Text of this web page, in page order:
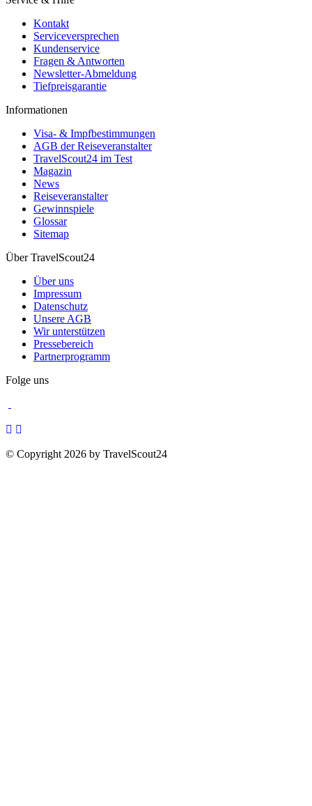
Kontakt
Serviceversprechen
Kundenservice
Fragen & Antworten
Newsletter-Abmeldung
Tiefpreisgarantie
Informationen
Visa- & Impfbestimmungen
AGB der Reiseveranstalter
TravelScout24 im Test
Magazin
News
Reiseveranstalter
Gewinnspiele
Glossar
Sitemap
Über TravelScout24
Über uns
Impressum
Datenschutz
Unsere AGB
Wir unterstützen
Pressebereich
Partnerprogramm
Folge uns
© Copyright 2026 by TravelScout24